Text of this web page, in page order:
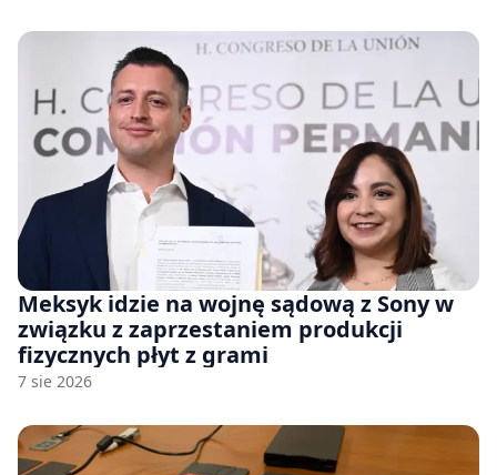
Meksyk idzie na wojnę sądową z Sony w
związku z zaprzestaniem produkcji
fizycznych płyt z grami
7 sie 2026